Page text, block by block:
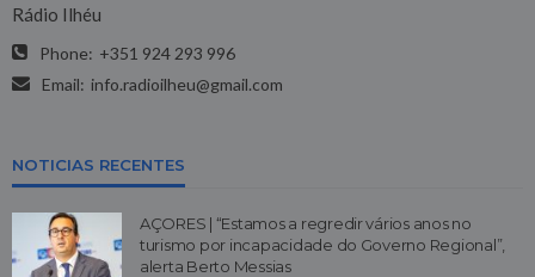
Rádio Ilhéu
Phone: +351 924 293 996
Email: info.radioilheu@gmail.com
NOTICIAS RECENTES
AÇORES | “Estamos a regredir vários anos no
turismo por incapacidade do Governo Regional”,
alerta Berto Messias